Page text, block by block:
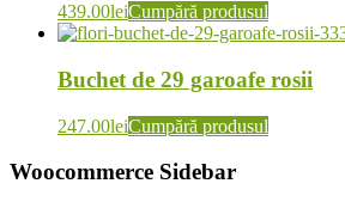
439.00leiCumpără produsul
Buchet de 29 garoafe rosii
247.00leiCumpără produsul
Woocommerce Sidebar